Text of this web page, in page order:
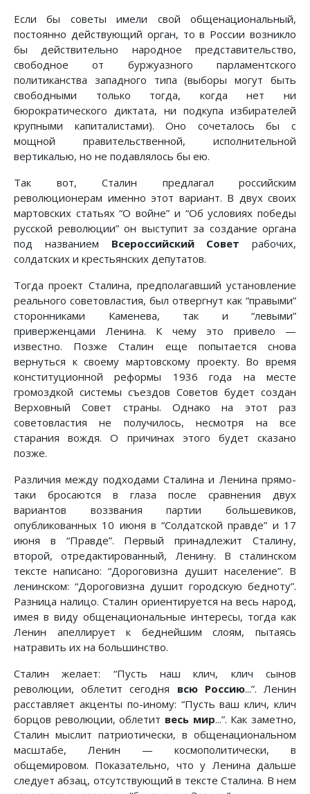
Если бы советы имели свой общенациональный,
постоянно действующий орган, то в России возникло
бы действительно народное представительство,
свободное от буржуазного парламентского
политиканства западного типа (выборы могут быть
свободными только тогда, когда нет ни
бюрократического диктата, ни подкупа избирателей
крупными капиталистами). Оно сочеталось бы с
мощной правительственной, исполнительной
вертикалью, но не подавлялось бы ею.
Так вот, Сталин предлагал российским
революционерам именно этот вариант. В двух своих
мартовских статьях “О войне” и “Об условиях победы
русской революции” он выступит за создание органа
под названием Всероссийский Совет рабочих,
солдатских и крестьянских депутатов.
Тогда проект Сталина, предполагавший установление
реального советовластия, был отвергнут как “правыми”
сторонниками Каменева, так и “левыми”
приверженцами Ленина. К чему это привело —
известно. Позже Сталин еще попытается снова
вернуться к своему мартовскому проекту. Во время
конституционной реформы 1936 года на месте
громоздкой системы съездов Советов будет создан
Верховный Совет страны. Однако на этот раз
советовластия не получилось, несмотря на все
старания вождя. О причинах этого будет сказано
позже.
Различия между подходами Сталина и Ленина прямо-
таки бросаются в глаза после сравнения двух
вариантов воззвания партии большевиков,
опубликованных 10 июня в “Солдатской правде” и 17
июня в “Правде”. Первый принадлежит Сталину,
второй, отредактированный, Ленину. В сталинском
тексте написано: “Дороговизна душит население”. В
ленинском: “Дороговизна душит городскую бедноту”.
Разница налицо. Сталин ориентируется на весь народ,
имея в виду общенациональные интересы, тогда как
Ленин апеллирует к беднейшим слоям, пытаясь
натравить их на большинство.
Сталин желает: “Пусть наш клич, клич сынов
революции, облетит сегодня всю Россию...”. Ленин
расставляет акценты по-иному: “Пусть ваш клич, клич
борцов революции, облетит весь мир...”. Как заметно,
Сталин мыслит патриотически, в общенациональном
масштабе, Ленин — космополитически, в
общемировом. Показательно, что у Ленина дальше
следует абзац, отсутствующий в тексте Сталина. В нем